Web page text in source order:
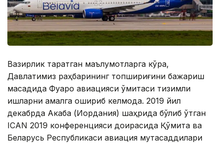
Вазирлик тарқатган маълумотларга кўра,
Давлатимиз раҳбарининг топшириғини бажариш
мақсадида Фуқаро авиацияси қўмитаси тизимли
ишларни амалга ошириб келмоқда. 2019 йил
декабрда Акаба (Иордания) шаҳрида бўлиб ўтган
ICAN 2019 конференцияси доирасида Қўмита ва
Беларусь Республикаси авиация мутасаддилари